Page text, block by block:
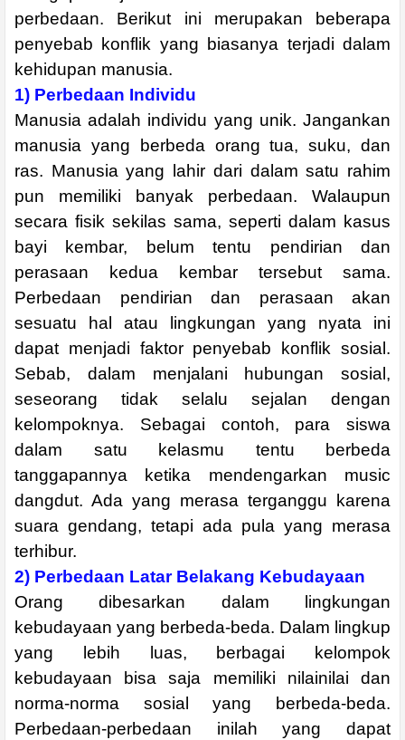
perbedaan. Berikut ini merupakan beberapa
penyebab konflik yang biasanya terjadi dalam
kehidupan manusia.
1) Perbedaan Individu
Manusia adalah individu yang unik. Jangankan
manusia yang berbeda orang tua, suku, dan
ras. Manusia yang lahir dari dalam satu rahim
pun memiliki banyak perbedaan. Walaupun
secara fisik sekilas sama, seperti dalam kasus
bayi kembar, belum tentu pendirian dan
perasaan kedua kembar tersebut sama.
Perbedaan pendirian dan perasaan akan
sesuatu hal atau lingkungan yang nyata ini
dapat menjadi faktor penyebab konflik sosial.
Sebab, dalam menjalani hubungan sosial,
seseorang tidak selalu sejalan dengan
kelompoknya. Sebagai contoh, para siswa
dalam satu kelasmu tentu berbeda
tanggapannya ketika mendengarkan music
dangdut. Ada yang merasa terganggu karena
suara gendang, tetapi ada pula yang merasa
terhibur.
2) Perbedaan Latar Belakang Kebudayaan
Orang dibesarkan dalam lingkungan
kebudayaan yang berbeda-beda. Dalam lingkup
yang lebih luas, berbagai kelompok
kebudayaan bisa saja memiliki nilainilai dan
norma-norma sosial yang berbeda-beda.
Perbedaan-perbedaan inilah yang dapat